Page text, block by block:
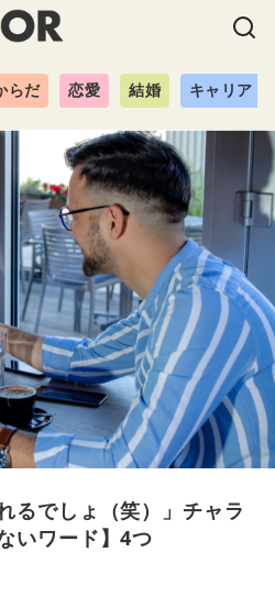
らだ 恋愛 結婚 キャリア
るでしょ（笑）」チャラ
いワード】4つ